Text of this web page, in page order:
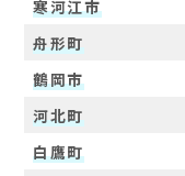
寒河江市
舟形町
鶴岡市
河北町
白鷹町